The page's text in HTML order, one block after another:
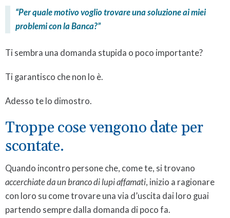
“Per quale motivovoglio trovare una soluzione ai miei
problemi con la Banca?”
Ti sembra una domanda stupida o poco importante?
Ti garantisco che non lo è.
Adesso te lo dimostro.
Troppe cose vengono date per
scontate.
Quando incontro persone che, come te, si trovano
accerchiate da un branco di lupi affamati, inizio a ragionare
con loro su come trovare una via d’uscita dai loro guai
partendo sempre dalla domanda di poco fa.